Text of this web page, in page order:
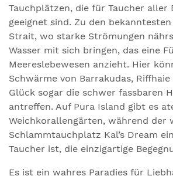
Tauchplätzen, die für Taucher aller
geeignet sind. Zu den
Strait, wo starke Strömungen
Wasser mit sich bringen, das eine
Meereslebewesen anzieht. Hier
Schwärme von Barrakudas,
Glück sogar die schwer fassbaren
antreffen. Auf Pura Island gibt es
Weichkorallengärten, während der
Schlammtauchplatz Kal’s Dream
Taucher ist, die einzigartige
Es ist ein wahres Paradies für